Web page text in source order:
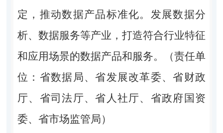
定，推动数据产品标准化。发展数据分
析、数据服务等产业，打造符合行业特征
和应用场景的数据产品和服务。（责任单
位：省数据局、省发展改革委、省财政
厅、省司法厅、省人社厅、省政府国资
委、省市场监管局）